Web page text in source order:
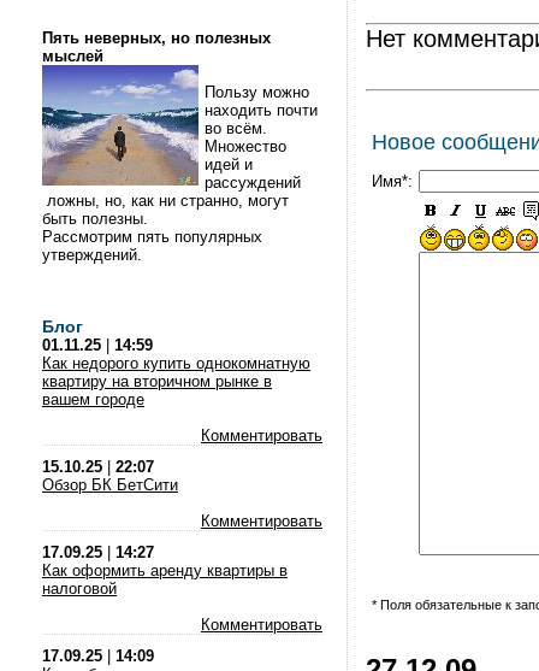
Пять неверных, но полезных
мыслей
Пользу можно
находить почти
во всём.
Множество
идей и
рассуждений
ложны, но, как ни странно, могут
быть полезны.
Рассмотрим пять популярных
утверждений.
Блог
01.11.25
14:59
Как недорого купить однокомнатную
квартиру на вторичном рынке в
вашем городе
Комментировать
15.10.25
22:07
Обзор БК БетСити
Комментировать
17.09.25
14:27
Как оформить аренду квартиры в
налоговой
Комментировать
17.09.25
14:09
Нет
Новое
Имя*:
* Поля обязательные к